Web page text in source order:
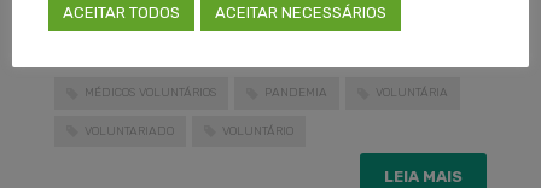
Cadastre-se aqui
MÉDICOS VOLUNTÁRIOS PANDEMIA VOLUNTÁRIA
VOLUNTARIADO VOLUNTÁRIO
LEIA MAIS
ACEITAR TODOS ACEITAR NECESSÁRIOS